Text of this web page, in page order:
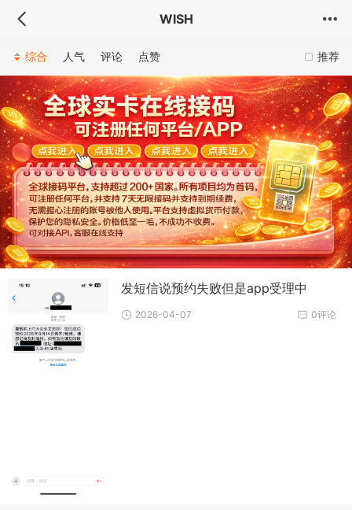
WISH
推荐
综合 人气 评论 点赞
发短信说预约失败但是app受理中
0评论
2026-04-07